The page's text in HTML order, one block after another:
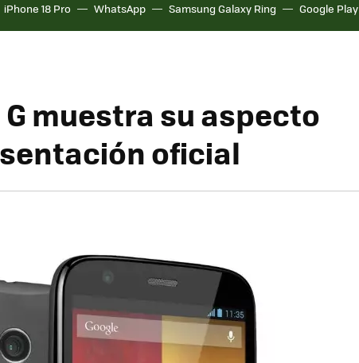
iPhone 18 Pro WhatsApp Samsung Galaxy Ring Google Play
muestra su aspecto
oficial